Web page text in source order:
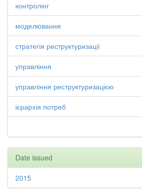
контролінг
моделювання
стратегія реструктуризації
управління
управління реструктуризацією
ієрархія потреб
Date issued
2015